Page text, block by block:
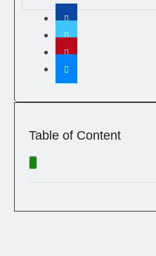
Table of Content